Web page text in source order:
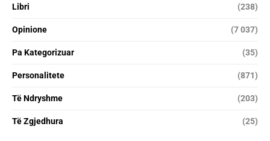
Libri (238)
Opinione (7 037)
Pa Kategorizuar (35)
Personalitete (871)
Të Ndryshme (203)
Të Zgjedhura (25)